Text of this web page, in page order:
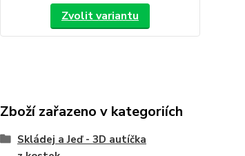
Zvolit variantu
Zboží zařazeno v kategoriích
Skládej a Jeď - 3D autíčka